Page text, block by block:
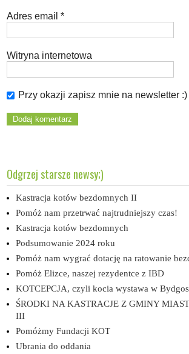
Adres email*
Witryna internetowa
Przy okazji zapisz mnie na newsletter :)
Odgrzej starsze newsy;)
Kastracja kotów bezdomnych II
Pomóż nam przetrwać najtrudniejszy czas!
Kastracja kotów bezdomnych
Podsumowanie 2024 roku
Pomóż nam wygrać dotację na ratowanie
Pomóż Elizce, naszej rezydentce z IBD
KOTCEPCJA, czyli kocia wystawa w
ŚRODKI NA KASTRACJE Z GMINY
III
Pomóżmy Fundacji KOT
Ubrania do oddania